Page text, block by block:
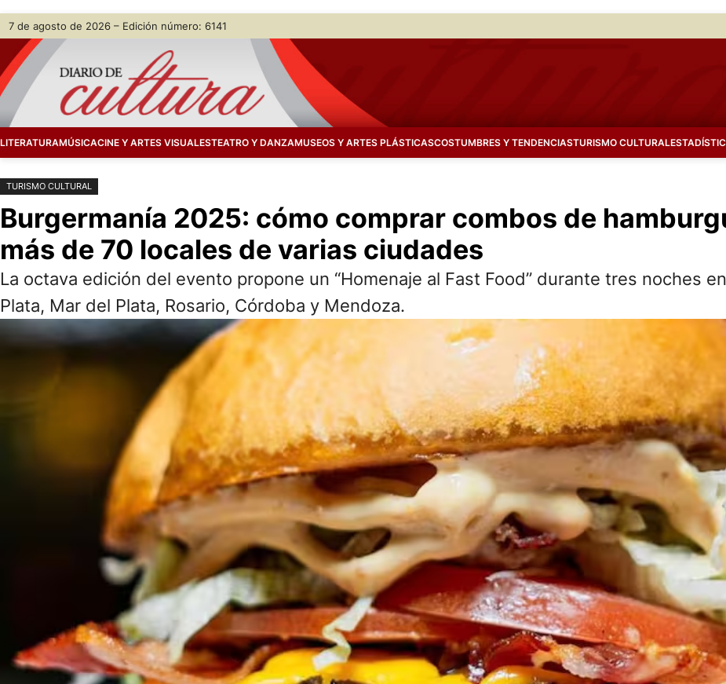
Saltar
contenido
Skip
content
7 de agosto de 2026 – Edición número: 6141
LITERATURAMÚSICACINE Y ARTES VISUALESTEATRO Y DANZAMUSEOS Y ARTES PLÁSTICASCOSTUMBRES Y TENDENCIASTURISMO CULTURAL
TURISMO CULTURAL
Burgermanía 2025: cómo comprar combos de
más de 70 locales de varias ciudades
La octava edición del evento propone un “Homenaje al Fast Food” durante tres noches
Plata, Mar del Plata, Rosario, Córdoba y Mendoza.